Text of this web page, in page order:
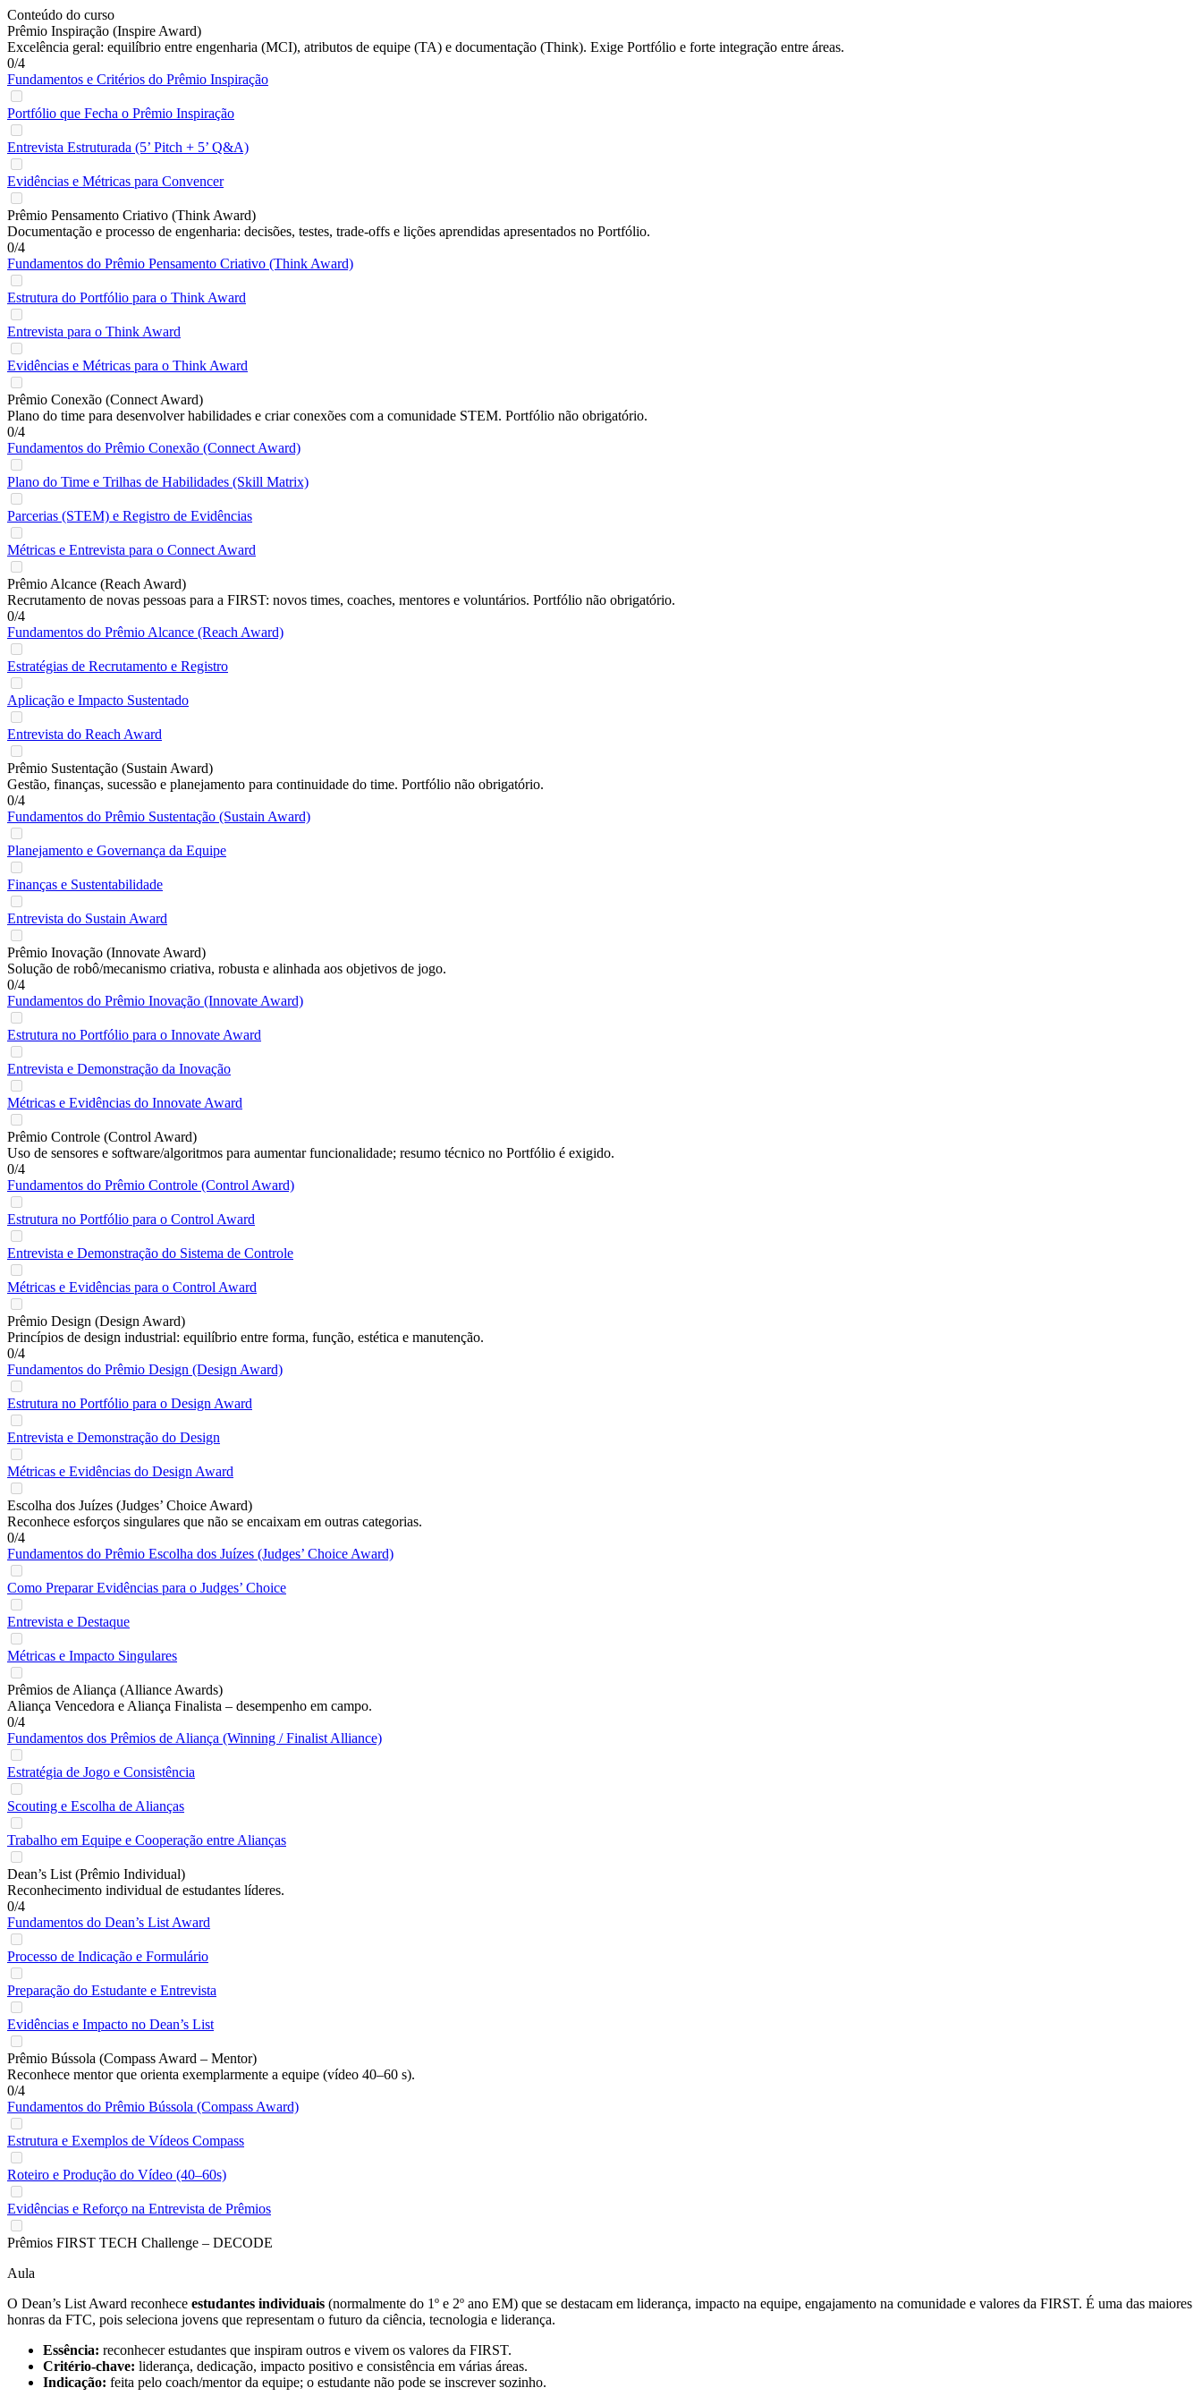
Conteúdo do curso
Prêmio Inspiração (Inspire Award)
Excelência geral: equilíbrio entre engenharia (MCI), atributos de equipe (TA) e documentação (Think). Exige Portfólio e forte integração entre áreas.
0/4
Fundamentos e Critérios do Prêmio Inspiração
Portfólio que Fecha o Prêmio Inspiração
Entrevista Estruturada (5’ Pitch + 5’ Q&A)
Evidências e Métricas para Convencer
Prêmio Pensamento Criativo (Think Award)
Documentação e processo de engenharia: decisões, testes, trade‑offs e lições aprendidas apresentados no Portfólio.
0/4
Fundamentos do Prêmio Pensamento Criativo (Think Award)
Estrutura do Portfólio para o Think Award
Entrevista para o Think Award
Evidências e Métricas para o Think Award
Prêmio Conexão (Connect Award)
Plano do time para desenvolver habilidades e criar conexões com a comunidade STEM. Portfólio não obrigatório.
0/4
Fundamentos do Prêmio Conexão (Connect Award)
Plano do Time e Trilhas de Habilidades (Skill Matrix)
Parcerias (STEM) e Registro de Evidências
Métricas e Entrevista para o Connect Award
Prêmio Alcance (Reach Award)
Recrutamento de novas pessoas para a FIRST: novos times, coaches, mentores e voluntários. Portfólio não obrigatório.
0/4
Fundamentos do Prêmio Alcance (Reach Award)
Estratégias de Recrutamento e Registro
Aplicação e Impacto Sustentado
Entrevista do Reach Award
Prêmio Sustentação (Sustain Award)
Gestão, finanças, sucessão e planejamento para continuidade do time. Portfólio não obrigatório.
0/4
Fundamentos do Prêmio Sustentação (Sustain Award)
Planejamento e Governança da Equipe
Finanças e Sustentabilidade
Entrevista do Sustain Award
Prêmio Inovação (Innovate Award)
Solução de robô/mecanismo criativa, robusta e alinhada aos objetivos de jogo.
0/4
Fundamentos do Prêmio Inovação (Innovate Award)
Estrutura no Portfólio para o Innovate Award
Entrevista e Demonstração da Inovação
Métricas e Evidências do Innovate Award
Prêmio Controle (Control Award)
Uso de sensores e software/algoritmos para aumentar funcionalidade; resumo técnico no Portfólio é exigido.
0/4
Fundamentos do Prêmio Controle (Control Award)
Estrutura no Portfólio para o Control Award
Entrevista e Demonstração do Sistema de Controle
Métricas e Evidências para o Control Award
Prêmio Design (Design Award)
Princípios de design industrial: equilíbrio entre forma, função, estética e manutenção.
0/4
Fundamentos do Prêmio Design (Design Award)
Estrutura no Portfólio para o Design Award
Entrevista e Demonstração do Design
Métricas e Evidências do Design Award
Escolha dos Juízes (Judges’ Choice Award)
Reconhece esforços singulares que não se encaixam em outras categorias.
0/4
Fundamentos do Prêmio Escolha dos Juízes (Judges’ Choice Award)
Como Preparar Evidências para o Judges’ Choice
Entrevista e Destaque
Métricas e Impacto Singulares
Prêmios de Aliança (Alliance Awards)
Aliança Vencedora e Aliança Finalista – desempenho em campo.
0/4
Fundamentos dos Prêmios de Aliança (Winning / Finalist Alliance)
Estratégia de Jogo e Consistência
Scouting e Escolha de Alianças
Trabalho em Equipe e Cooperação entre Alianças
Dean’s List (Prêmio Individual)
Reconhecimento individual de estudantes líderes.
0/4
Fundamentos do Dean’s List Award
Processo de Indicação e Formulário
Preparação do Estudante e Entrevista
Evidências e Impacto no Dean’s List
Prêmio Bússola (Compass Award – Mentor)
Reconhece mentor que orienta exemplarmente a equipe (vídeo 40–60 s).
0/4
Fundamentos do Prêmio Bússola (Compass Award)
Estrutura e Exemplos de Vídeos Compass
Roteiro e Produção do Vídeo (40–60s)
Evidências e Reforço na Entrevista de Prêmios
Prêmios FIRST TECH Challenge – DECODE
Aula
O Dean’s List Award reconhece estudantes individuais (normalmente do 1º e 2º ano EM) que se destacam em liderança, impacto na equipe, engajamento na comunidade e valores da FIRST. É uma das maiores
honras da FTC, pois seleciona jovens que representam o futuro da ciência, tecnologia e liderança.
Essência: reconhecer estudantes que inspiram outros e vivem os valores da FIRST.
Critério-chave: liderança, dedicação, impacto positivo e consistência em várias áreas.
Indicação: feita pelo coach/mentor da equipe; o estudante não pode se inscrever sozinho.